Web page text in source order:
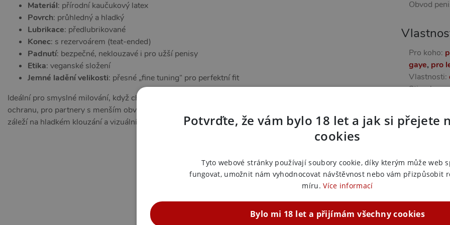
Materiál: přírodní kaučukový latex
Povrch: průhledný a hladký
Lubrikace: předlubrikované
Konec: s rezervoárem (teat-ended)
Padnutí: bezpečné, neklouzavé i pro užší penisy
Etika: veganské složení
Jemné ladění velikosti: přesné „fine tuning“ pro perfektní fit
Ideální pro smyslné milování, když chcete jemnost a jistotu bez kompromisů. Skvělé pro každodenní
ochranu, pro partnery s menším obvodem, pro intenzivní prožitek s maximální kontrolou a při hrách, kde
záleží na hladkém klouzání a vizuální přitažlivosti.
Obvod
Pro koho:
gaye, pro
Vlastnosti:
Stimulace:
Kondomy
Tloušťka
Další
Výrobce:
Potvrďte, že vám bylo 18 let a jak si přejete
cookies
Tyto webové stránky používají soubory cookie, díky kterým může web
fungovat, umožnit nám vyhodnocovat návštěvnost nebo vám přizpůsobit
míru. Více informací
Bylo mi 18 let a přijímám všechny cookies